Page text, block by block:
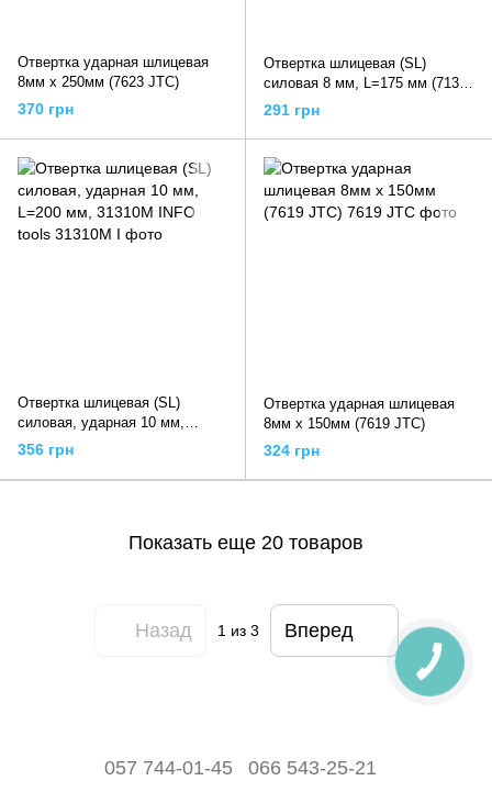
Отвертка ударная шлицевая
8мм х 250мм (7623 JTC)
370 грн
Отвертка шлицевая (SL)
силовая 8 мм, L=175 мм (71308
Force)
291 грн
Отвертка шлицевая (SL)
силовая, ударная 10 мм,
L=200 мм, 31310M INFO tools
356 грн
Отвертка ударная шлицевая
8мм х 150мм (7619 JTC)
324 грн
Показать еще 20 товаров
Назад 1из 3 Вперед
057 744-01-45 066 543-25-21